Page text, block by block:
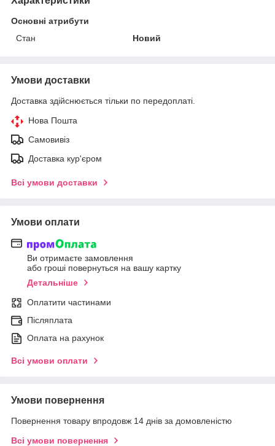
Основні атрибути
Стан
Новий
Умови доставки
Доставка здійснюється тільки по передоплаті.
Нова Пошта
Самовивіз
Доставка кур'єром
Всі умови доставки
Умови оплати
Ви отримаєте замовлення
або гроші повернуться на вашу картку
Детальніше
Оплатити частинами
Післяплата
Оплата на рахунок
Всі умови оплати
Умови повернення
Повернення товару впродовж 14 днів за домовленістю
Всі умови повернення